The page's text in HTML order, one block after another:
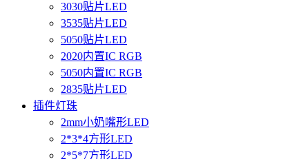
3030贴片LED
3535贴片LED
5050贴片LED
2020内置IC RGB
5050内置IC RGB
2835贴片LED
插件灯珠
2mm小奶嘴形LED
2*3*4方形LED
2*5*7方形LED